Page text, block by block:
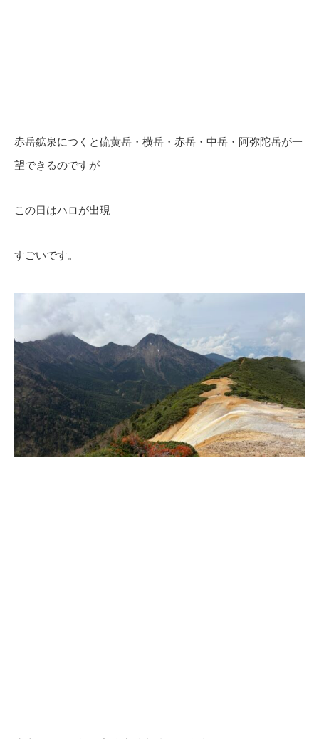
赤岳鉱泉につくと硫黄岳・横岳・赤岳・中岳・阿弥陀岳が一
望できるのですが
この日はハロが出現
すごいです。